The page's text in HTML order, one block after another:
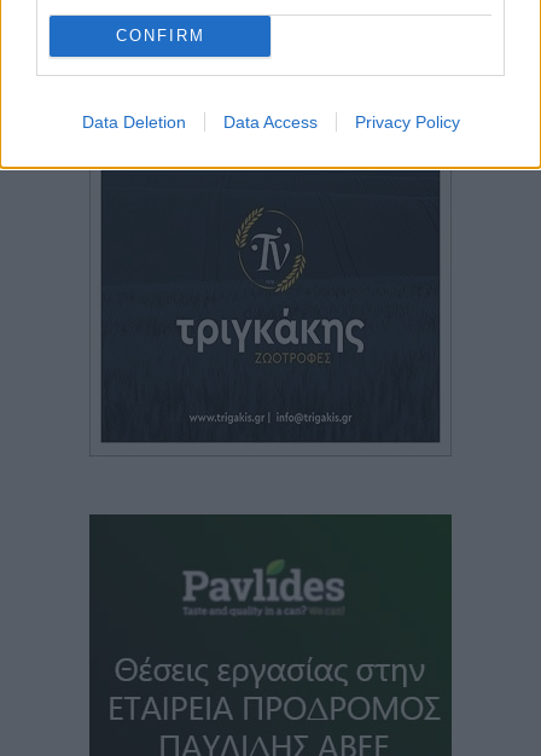
CONFIRM
Data Deletion Data Access Privacy Policy